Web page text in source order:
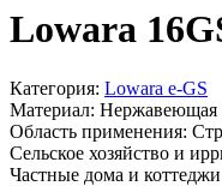
Lowara
Категория: Lowara e-GS
Материал: Нержавеющая
Область применения:
Сельское хозяйство и
Частные дома и коттеджи